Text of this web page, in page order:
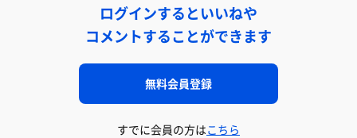
ログインするといいねや
コメントすることができます
無料会員登録
すでに会員の方はこちら